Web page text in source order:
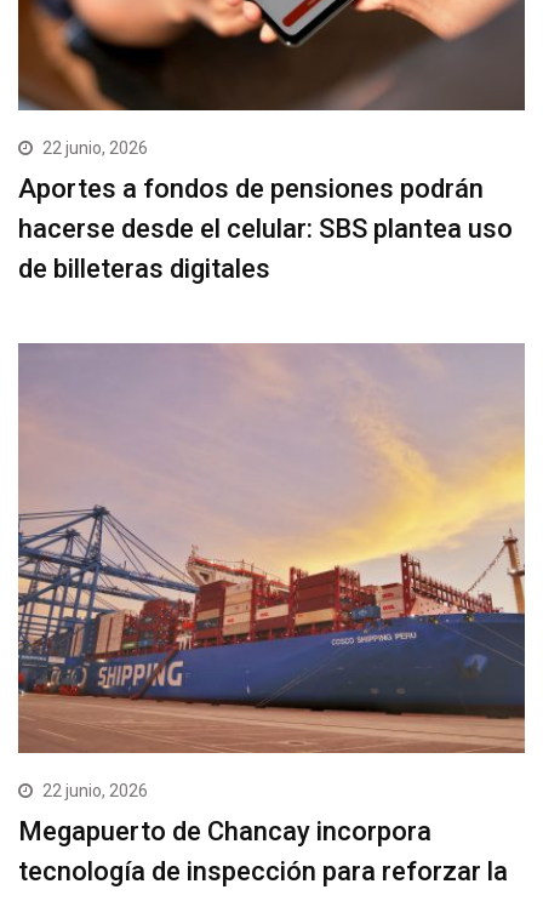
22 junio, 2026
Aportes a fondos de pensiones podrán
hacerse desde el celular: SBS plantea uso
de billeteras digitales
22 junio, 2026
Megapuerto de Chancay incorpora
tecnología de inspección para reforzar la